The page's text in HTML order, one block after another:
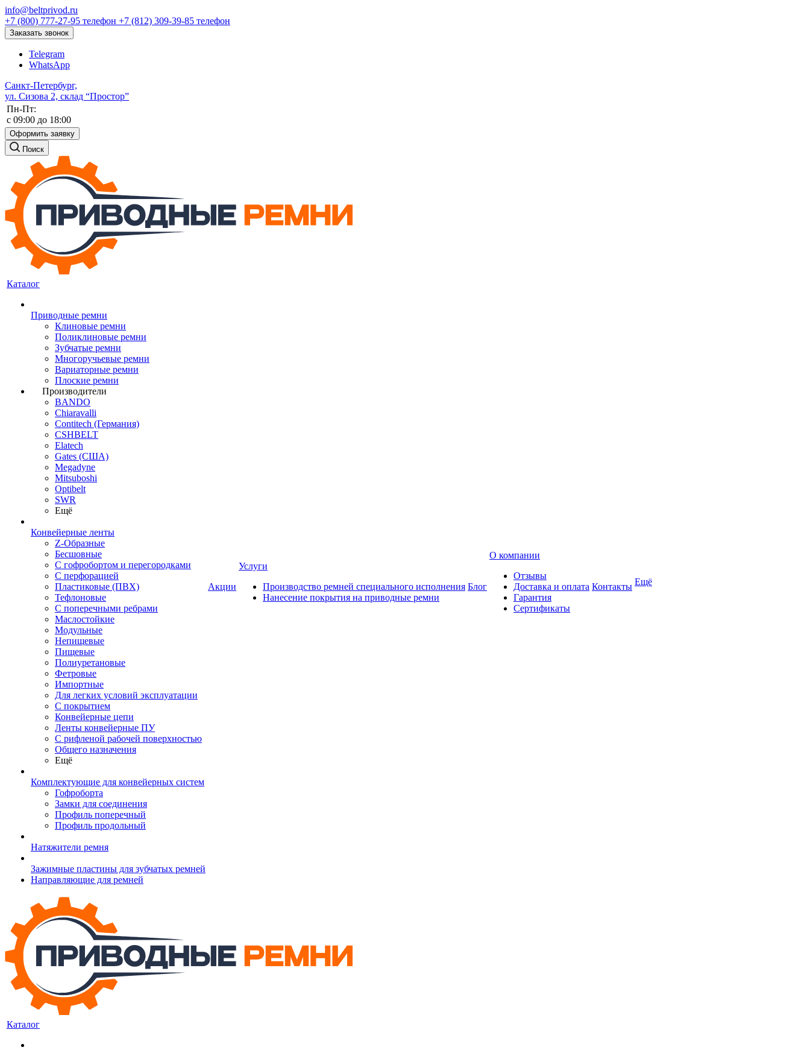
info@beltprivod.ru
+7 (800) 777-27-95 телефон +7 (812) 309-39-85 телефон
Заказать звонок
Telegram
WhatsApp
Санкт-Петербург,
ул. Сизова 2, склад “Простор”
Пн-Пт:
c 09:00 до 18:00
Оформить заявку
Поиск
Каталог
Приводные ремни
Клиновые ремни
Поликлиновые ремни
Зубчатые ремни
Многоручьевые ремни
Вариаторные ремни
Плоские ремни
Производители
BANDO
Chiaravalli
Contitech (Германия)
CSHBELT
Elatech
Gates (США)
Megadyne
Mitsuboshi
Optibelt
SWR
Ещё
Конвейерные ленты
Z-Образные
Бесшовные
С гофробортом и перегородками
С перфорацией
Пластиковые (ПВХ)
Тефлоновые
С поперечными ребрами
Маслостойкие
Модульные
Непищевые
Пищевые
Полиуретановые
Фетровые
Импортные
Для легких условий эксплуатации
С покрытием
Конвейерные цепи
Ленты конвейерные ПУ
С рифленой рабочей поверхностью
Общего назначения
Ещё
Комплектующие для конвейерных систем
Гофроборта
Замки для соединения
Профиль поперечный
Профиль продольный
Натяжители ремня
Зажимные пластины для зубчатых ремней
Направляющие для ремней
Акции
Услуги
Производство ремней специального исполнения
Нанесение покрытия на приводные ремни
Блог
О компании
Отзывы
Доставка и оплата
Гарантия
Сертификаты
Контакты Ещё
Каталог